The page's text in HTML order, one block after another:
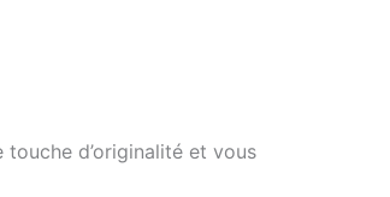
d’originalité et vous